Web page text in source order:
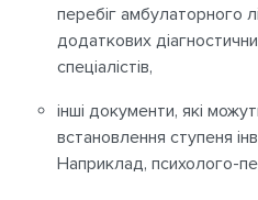
перебіг амбулаторного
додаткових
спеціалістів,
інші документи, які
встановлення ступеня
Наприклад, психолого-